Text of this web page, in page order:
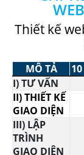
Thiết kế
MÔ TẢ
I) TƯ VẤN
II) THIẾT KẾ
GIAO DIỆN
III) LẬP
TRÌNH
GIAO DIỆN